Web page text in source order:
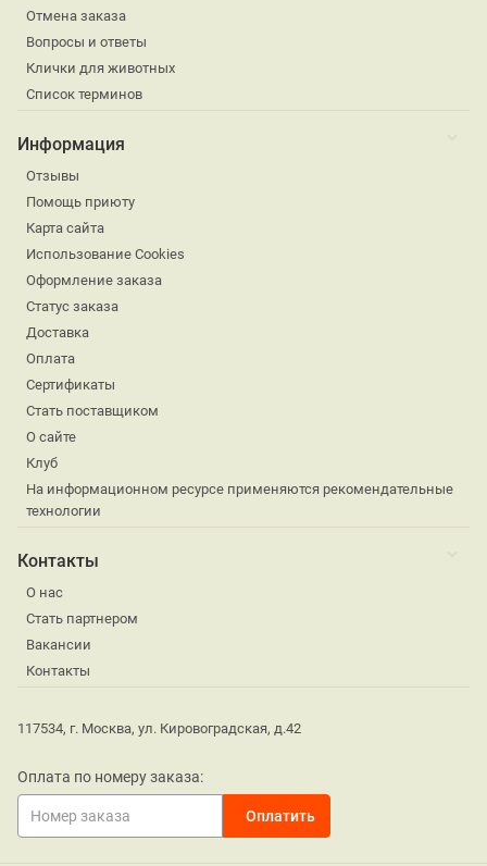
Отмена заказа
Вопросы и ответы
Клички для животных
Список терминов
Информация
Отзывы
Помощь приюту
Карта сайта
Использование Cookies
Оформление заказа
Статус заказа
Доставка
Оплата
Сертификаты
Стать поставщиком
О сайте
Клуб
На информационном ресурсе применяются рекомендательные
технологии
Контакты
О нас
Стать партнером
Вакансии
Контакты
117534, г. Москва, ул. Кировоградская, д.42
Оплата по номеру заказа: